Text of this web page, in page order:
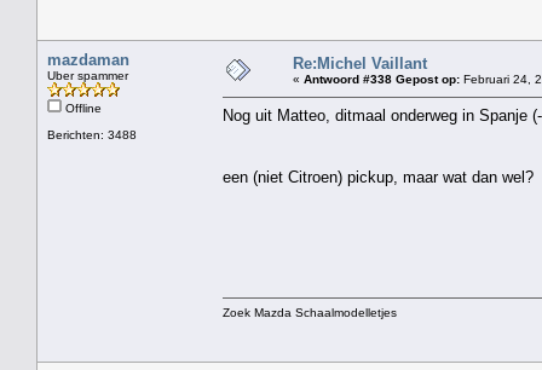
mazdaman
Uber spammer
Offline
Berichten: 3488
Re:Michel Vaillant
« Antwoord #338 Gepost op: Februari 24,
Nog uit Matteo, ditmaal onderweg in Spanje
een (niet Citroen) pickup, maar wat dan wel?
Zoek Mazda Schaalmodelletjes